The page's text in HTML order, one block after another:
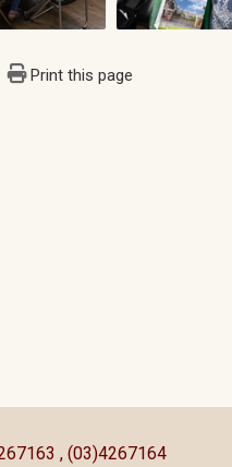
Print this page
, (03)4267164